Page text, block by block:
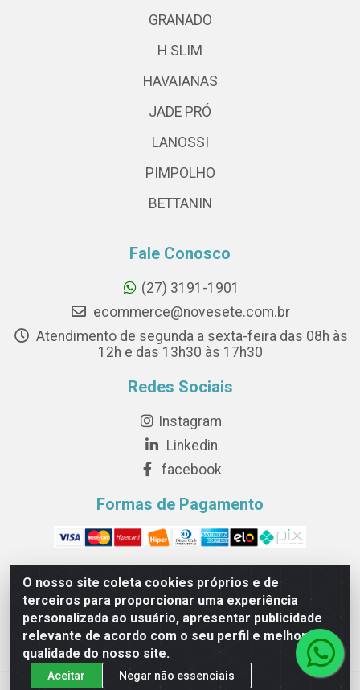
O nosso site coleta cookies próprios e de
terceiros para proporcionar uma experiência
personalizada ao usuário, apresentar publicidade
relevante de acordo com o seu perfil e melhorar a
qualidade do nosso site.
Aceitar Negar não essenciais
GRANADO
H SLIM
HAVAIANAS
JADE PRÓ
LANOSSI
PIMPOLHO
BETTANIN
Fale Conosco
(27) 3191-1901
ecommerce@novesete.com.br
Atendimento de segunda a sexta-feira das 08h às
12h e das 13h30 às 17h30
Redes Sociais
Instagram
Linkedin
facebook
Formas de Pagamento
Novesete Distribuidora LTDA - Avenida Setecentos, S/N,
Terminal Intermodal da Serra, Serra/ES - CEP 29161-414 -
CNPJ 29.479.604/0001-44